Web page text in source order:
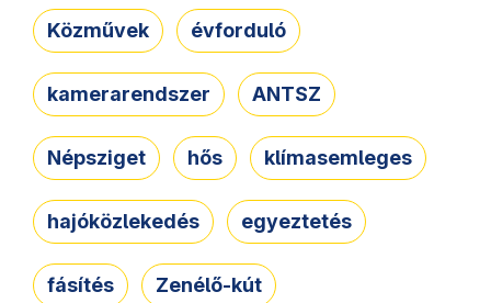
Közművek évforduló
kamerarendszer ANTSZ
Népsziget hős klímasemleges
hajóközlekedés egyeztetés
fásítés Zenélő-kút